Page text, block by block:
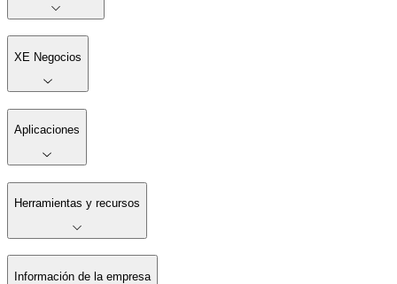
XE Negocios
Aplicaciones
Herramientas y recursos
Información de la empresa